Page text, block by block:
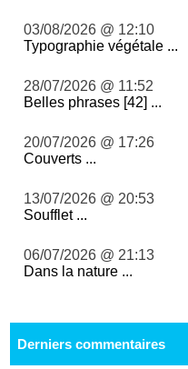
03/08/2026 @ 12:10
Typographie végétale ...
28/07/2026 @ 11:52
Belles phrases [42] ...
20/07/2026 @ 17:26
Couverts ...
13/07/2026 @ 20:53
Soufflet ...
06/07/2026 @ 21:13
Dans la nature ...
Derniers commentaires